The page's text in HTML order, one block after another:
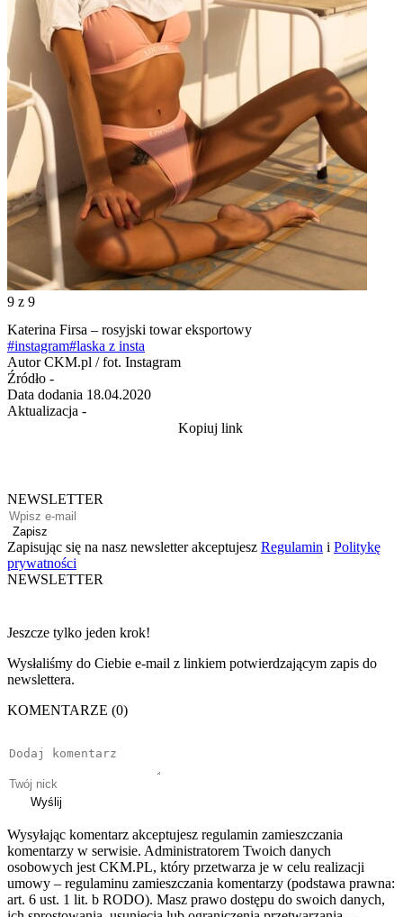
9 z 9
Katerina Firsa – rosyjski towar eksportowy
#instagram#laska z insta
Autor CKM.pl / fot. Instagram
Źródło -
Data dodania 18.04.2020
Aktualizacja -
Kopiuj link
NEWSLETTER
Zapisz
Zapisując się na nasz newsletter akceptujesz Regulamin i Politykę
prywatności
NEWSLETTER
Jeszcze tylko jeden krok!
Wysłaliśmy do Ciebie e-mail z linkiem potwierdzającym zapis do
newslettera.
KOMENTARZE (0)
Wyślij
Wysyłając komentarz akceptujesz regulamin zamieszczania
komentarzy w serwisie. Administratorem Twoich danych
osobowych jest CKM.PL, który przetwarza je w celu realizacji
umowy – regulaminu zamieszczania komentarzy (podstawa prawna:
art. 6 ust. 1 lit. b RODO). Masz prawo dostępu do swoich danych,